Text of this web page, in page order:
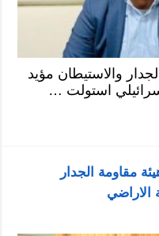
والاستيطان مؤيد
استولت …
مقاومة الجدار